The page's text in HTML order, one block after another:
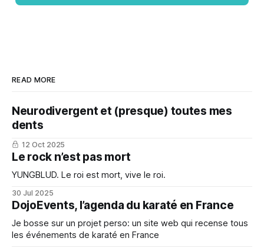
READ MORE
Neurodivergent et (presque) toutes mes
dents
12 Oct 2025
Le rock n’est pas mort
YUNGBLUD. Le roi est mort, vive le roi.
30 Jul 2025
DojoEvents, l’agenda du karaté en France
Je bosse sur un projet perso: un site web qui recense tous
les événements de karaté en France